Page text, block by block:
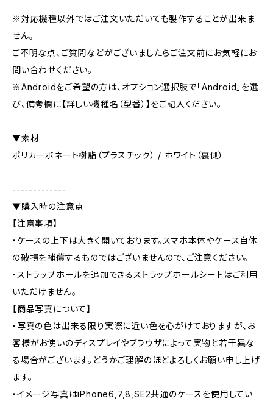
※対応機種以外ではご注文いただいても製作することが出来ま
せん。
ご不明な点、ご質問などがございましたらご注文前にお気軽にお
問い合わせください。
※Androidをご希望の方は、オプション選択肢で「Android」を選
び、備考欄に【詳しい機種名（型番）】をご記入ください。
▼素材
ポリカーボネート樹脂（プラスチック） / ホワイト（裏側）
-------------
▼購入時の注意点
【注意事項】
・ケースの上下は大きく開いております。スマホ本体やケース自体
の破損を補償するものではございませんので、ご注意ください。
・ストラップホールを追加できるストラップホールシートはご利用
いただけません。
【商品写真について】
・写真の色は出来る限り実際に近い色を心がけておりますが、お
客様がお使いのディスプレイやブラウザによって実物と若干異な
る場合がございます。どうかご理解のほどよろしくお願い申し上げ
ます。
・イメージ写真はiPhone6,7,8,SE2共通のケースを使用してい